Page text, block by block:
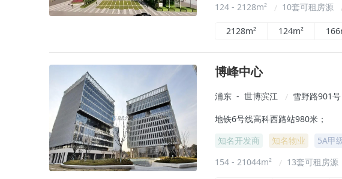
124 - 2128m²
/ 10套可租房源
2128m² 124m²
博峰中心
浦东 - 世博滨江 / 雪野路901号
地铁6号线高科西路站980米；
知名开发商
知名物业
5A甲
154 - 21044m²
/ 13套可租房源